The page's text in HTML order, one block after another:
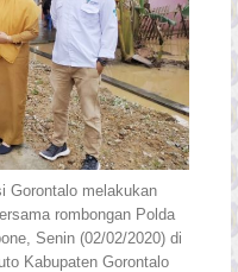
Gorontalo melakukan
rombongan Polda
Senin (02/02/2020) di
Kabupaten Gorontalo